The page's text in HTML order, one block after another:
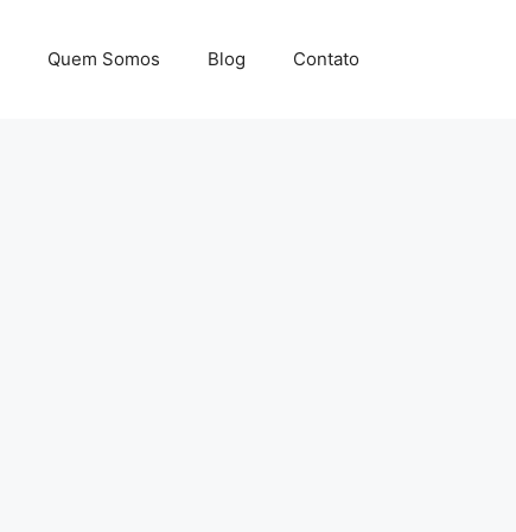
Quem Somos Blog Contato